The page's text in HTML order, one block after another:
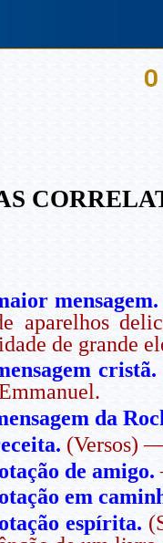
mensagem.
aparelhos
de grande
cristã.
da
(Versos)
de amigo.
em
espírita.